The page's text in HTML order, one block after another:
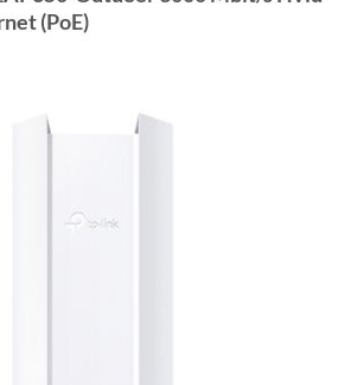
(PoE)